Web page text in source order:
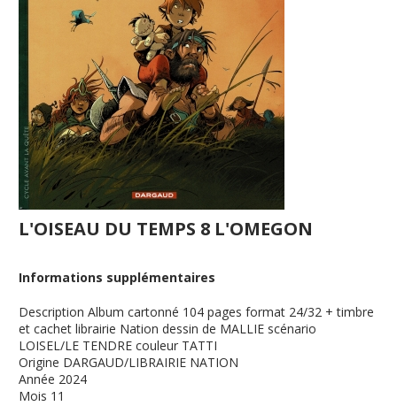
L'OISEAU DU TEMPS 8 L'OMEGON
Informations supplémentaires
Description Album cartonné 104 pages format 24/32 + timbre
et cachet librairie Nation dessin de MALLIE scénario
LOISEL/LE TENDRE couleur TATTI
Origine DARGAUD/LIBRAIRIE NATION
Année 2024
Mois 11